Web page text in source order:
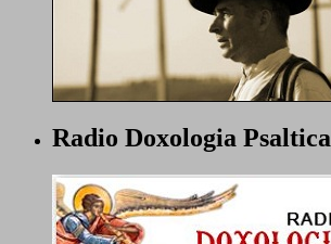
Radio Doxologia Psaltica